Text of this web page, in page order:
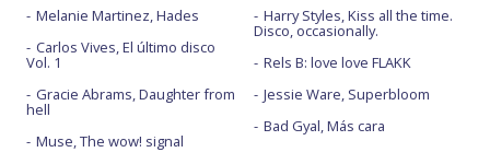
Melanie Martinez, Hades
Carlos Vives, El último disco
Vol. 1
Gracie Abrams, Daughter from
hell
Muse, The wow! signal
Harry Styles, Kiss all the time.
Disco, occasionally.
Rels B: love love FLAKK
Jessie Ware, Superbloom
Bad Gyal, Más cara